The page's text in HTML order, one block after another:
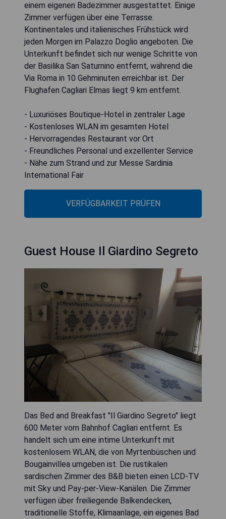
einem eigenen Badezimmer ausgestattet. Einige
Zimmer verfügen über eine Terrasse.
Kontinentales und italienisches Frühstück wird
jeden Morgen im Palazzo Doglio angeboten. Die
Unterkunft befindet sich nur wenige Schritte von
der Basilika San Saturnino entfernt, während die
Via Roma in 10 Gehminuten erreichbar ist. Der
Flughafen Cagliari Elmas liegt 9 km entfernt.
- Luxuriöses Boutique-Hotel in zentraler Lage
- Kostenloses WLAN im gesamten Hotel
- Hervorragendes Restaurant vor Ort
- Freundliches Personal und exzellenter Service
- Nähe zum Strand und zur Messe Sardinia
International Fair
VERFÜGBARKEIT PRÜFEN
Guest House Il Giardino Segreto
Das Bed and Breakfast "Il Giardino Segreto" liegt
600 Meter vom Bahnhof Cagliari entfernt. Es
handelt sich um eine intime Unterkunft mit
kostenlosem WLAN, die von Myrtenbüschen und
Bougainvillea umgeben ist. Die rustikalen
sardischen Zimmer des B&B bieten einen LCD-TV
mit Sky und Pay-per-View-Kanälen. Die Zimmer
verfügen über freiliegende Balkendecken,
traditionelle Stoffe, Klimaanlage, ein eigenes Bad